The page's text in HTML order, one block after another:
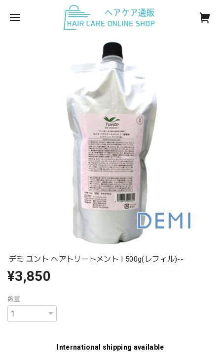
デミ ユント ヘアトリートメント I 500g(レフィル)--
¥3,850
数量
International shipping available